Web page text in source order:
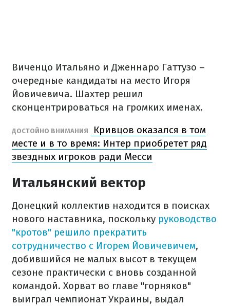
Виченцо Итальяно и Дженнаро Гаттузо –
очередные кандидаты на место Игоря
Йовичевича. Шахтер решил
сконцентрироваться на громких именах.
ДОСТОЙНО ВНИМАНИЯ
Кривцов оказался в том
месте и в то время: Интер приобретет ряд
звездных игроков ради Месси
Итальянский вектор
Донецкий коллектив находится в поисках
нового наставника, поскольку руководство
"кротов" решило прекратить
сотрудничество с Игорем Йовичевичем,
добившийся не малых высот в текущем
сезоне практически с вновь созданной
командой. Хорват во главе "горняков"
выиграл чемпионат Украины, выдал